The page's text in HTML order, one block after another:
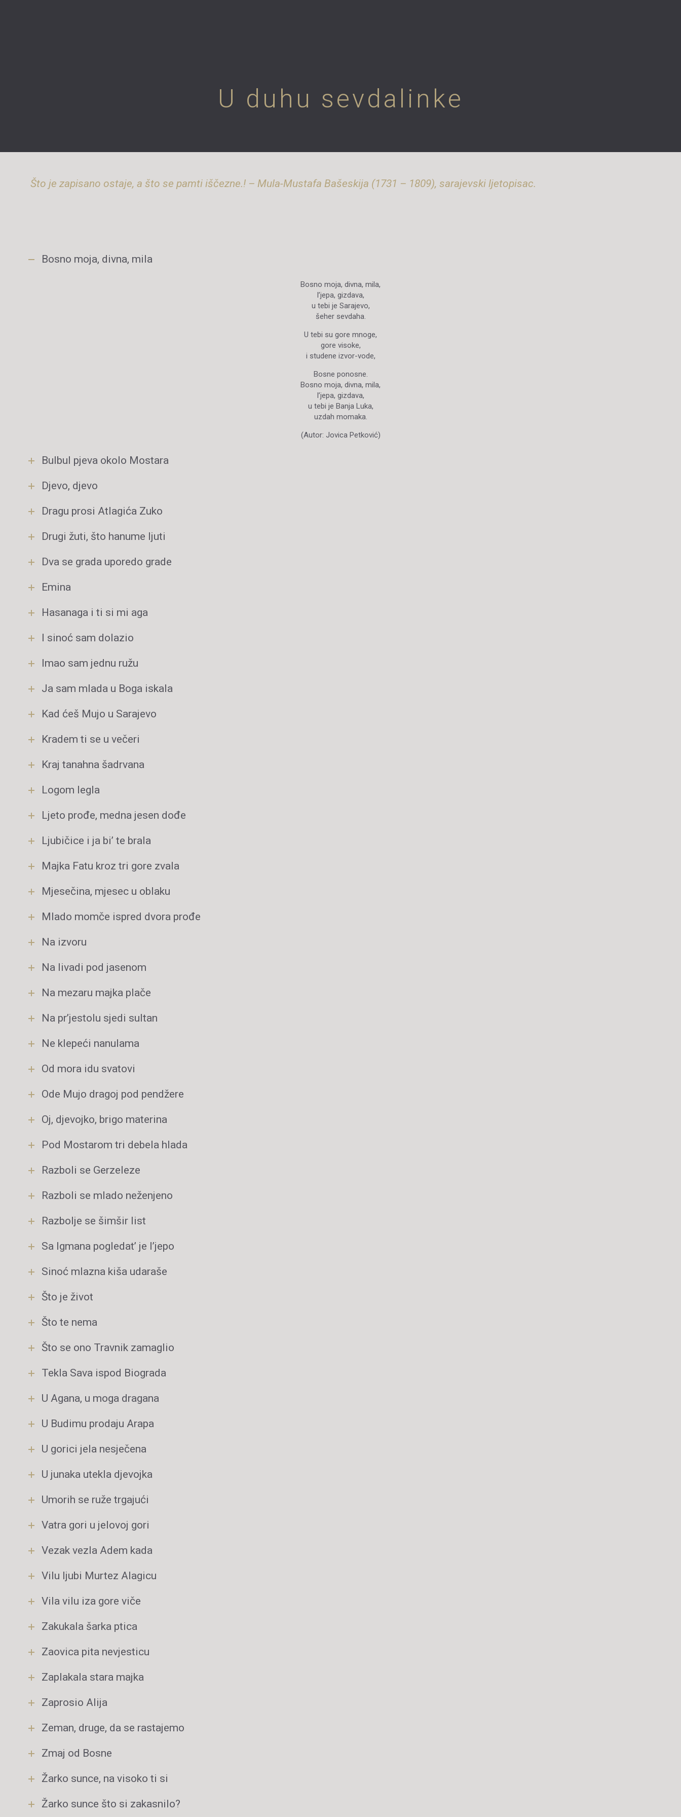
U duhu sevdalinke
Što je zapisano ostaje, a što se pamti iščezne.! – Mula-Mustafa Bašeskija (1731 – 1809), sarajevski ljetopisac.
Bosno moja, divna, mila
Bosno moja, divna, mila,
l’jepa, gizdava,
u tebi je Sarajevo,
šeher sevdaha.
U tebi su gore mnoge,
gore visoke,
i studene izvor-vode,
Bosne ponosne.
Bosno moja, divna, mila,
l’jepa, gizdava,
u tebi je Banja Luka,
uzdah momaka.
(Autor: Jovica Petković)
Bulbul pjeva okolo Mostara
Djevo, djevo
Dragu prosi Atlagića Zuko
Drugi žuti, što hanume ljuti
Dva se grada uporedo grade
Emina
Hasanaga i ti si mi aga
I sinoć sam dolazio
Imao sam jednu ružu
Ja sam mlada u Boga iskala
Kad ćeš Mujo u Sarajevo
Kradem ti se u večeri
Kraj tanahna šadrvana
Logom legla
Ljeto prođe, medna jesen dođe
Ljubičice i ja bi’ te brala
Majka Fatu kroz tri gore zvala
Mjesečina, mjesec u oblaku
Mlado momče ispred dvora prođe
Na izvoru
Na livadi pod jasenom
Na mezaru majka plače
Na pr’jestolu sjedi sultan
Ne klepeći nanulama
Od mora idu svatovi
Ode Mujo dragoj pod pendžere
Oj, djevojko, brigo materina
Pod Mostarom tri debela hlada
Razboli se Gerzeleze
Razboli se mlado neženjeno
Razbolje se šimšir list
Sa Igmana pogledat’ je l’jepo
Sinoć mlazna kiša udaraše
Što je život
Što te nema
Što se ono Travnik zamaglio
Tekla Sava ispod Biograda
U Agana, u moga dragana
U Budimu prodaju Arapa
U gorici jela nesječena
U junaka utekla djevojka
Umorih se ruže trgajući
Vatra gori u jelovoj gori
Vezak vezla Adem kada
Vilu ljubi Murtez Alagicu
Vila vilu iza gore viče
Zakukala šarka ptica
Zaovica pita nevjesticu
Zaplakala stara majka
Zaprosio Alija
Zeman, druge, da se rastajemo
Zmaj od Bosne
Žarko sunce, na visoko ti si
Žarko sunce što si zakasnilo?